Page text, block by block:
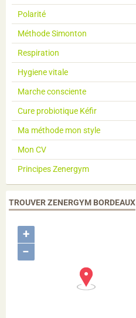
Polarité
Méthode Simonton
Respiration
Hygiene vitale
Marche consciente
Cure probiotique Kéfir
Ma méthode mon style
Mon CV
Principes Zenergym
TROUVER ZENERGYM BORDEAUX
+
−